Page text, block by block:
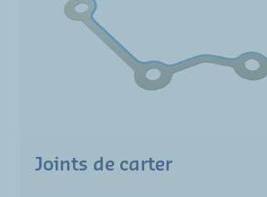
Joints de carter